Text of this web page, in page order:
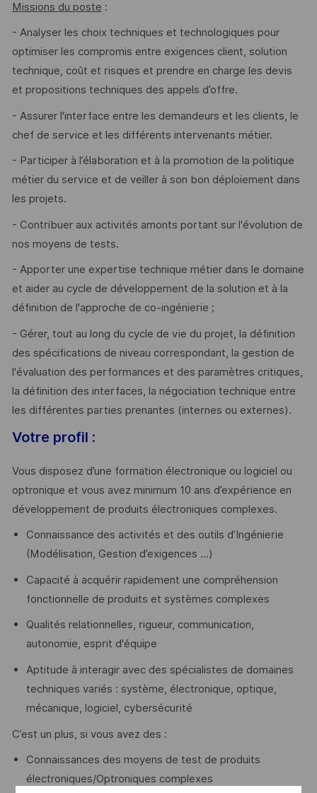
Missions du poste :
- Analyser les choix techniques et technologiques pour
optimiser les compromis entre exigences client, solution
technique, coût et risques et prendre en charge les devis
et propositions techniques des appels d’offre.
- Assurer l'interface entre les demandeurs et les clients, le
chef de service et les différents intervenants métier.
- Participer à l’élaboration et à la promotion de la politique
métier du service et de veiller à son bon déploiement dans
les projets.
- Contribuer aux activités amonts portant sur l'évolution de
nos moyens de tests.
- Apporter une expertise technique métier dans le domaine
et aider au cycle de développement de la solution et à la
définition de l'approche de co-ingénierie ;
- Gérer, tout au long du cycle de vie du projet, la définition
des spécifications de niveau correspondant, la gestion de
l'évaluation des performances et des paramètres critiques,
la définition des interfaces, la négociation technique entre
les différentes parties prenantes (internes ou externes).
Votre profil :
Vous disposez d’une formation électronique ou logiciel ou
optronique et vous avez minimum 10 ans d’expérience en
développement de produits électroniques complexes.
Connaissance des activités et des outils d’Ingénierie
(Modélisation, Gestion d’exigences …)
Capacité à acquérir rapidement une compréhension
fonctionnelle de produits et systèmes complexes
Qualités relationnelles, rigueur, communication,
autonomie, esprit d'équipe
Aptitude à interagir avec des spécialistes de domaines
techniques variés : système, électronique, optique,
mécanique, logiciel, cybersécurité
C’est un plus, si vous avez des :
Connaissances des moyens de test de produits
électroniques/Optroniques complexes